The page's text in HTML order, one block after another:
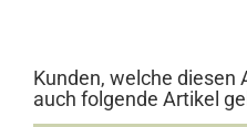
Kunden, welche diesen
auch folgende Artikel